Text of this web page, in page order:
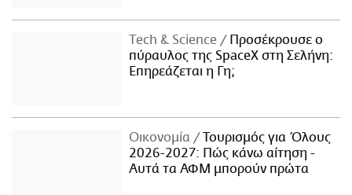
Τech & Science
Προσέκρουσε ο
πύραυλος της SpaceX στη Σελήνη:
Επηρεάζεται η Γη;
Οικονομία
Τουρισμός για Όλους
2026-2027: Πώς κάνω αίτηση -
Αυτά τα ΑΦΜ μπορούν πρώτα